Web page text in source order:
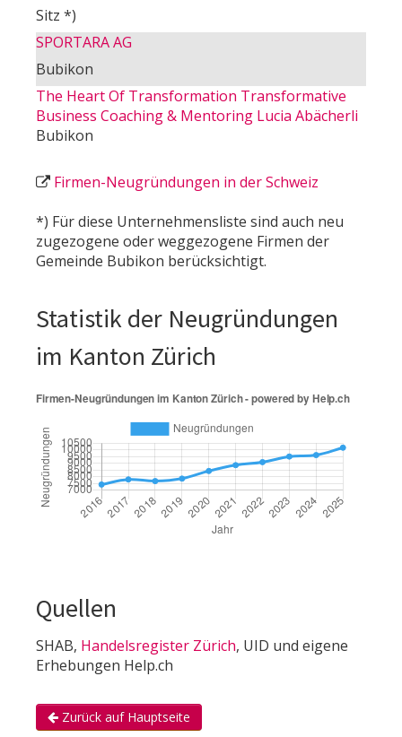
Sitz *)
SPORTARA AG
Bubikon
The Heart Of Transformation Transformative
Business Coaching & Mentoring Lucia Abächerli
Bubikon
Firmen-Neugründungen in der Schweiz
*) Für diese Unternehmensliste sind auch neu
zugezogene oder weggezogene Firmen der
Gemeinde Bubikon berücksichtigt.
Statistik der Neugründungen
im Kanton Zürich
Quellen
SHAB, Handelsregister Zürich, UID und eigene
Erhebungen Help.ch
Zurück auf Hauptseite